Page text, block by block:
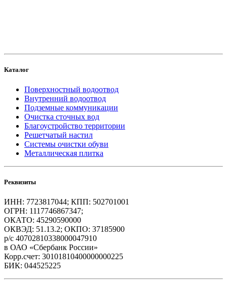
Каталог
Поверхностный водоотвод
Внутренний водоотвод
Подземные коммуникации
Очистка сточных вод
Благоустройство территории
Решетчатый настил
Системы очистки обуви
Металлическая плитка
Реквизиты
ИНН: 7723817044; КПП: 502701001
ОГРН: 1117746867347;
ОКАТО: 45290590000
ОКВЭД: 51.13.2; ОКПО: 37185900
р/с 40702810338000047910
в ОАО «Сбербанк России»
Корр.счет: 30101810400000000225
БИК: 044525225